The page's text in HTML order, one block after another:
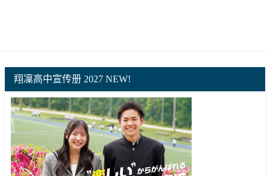
翔凜高中宣传册 2027 NEW!